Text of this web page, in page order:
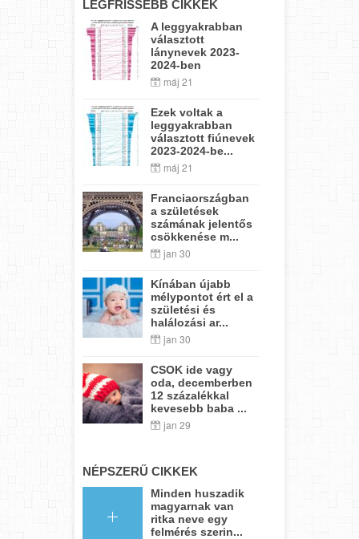
LEGFRISSEBB CIKKEK
A leggyakrabban
választott
lánynevek 2023-
2024-ben
máj 21
Ezek voltak a
leggyakrabban
választott fiúnevek
2023-2024-be...
máj 21
Franciaországban
a születések
számának jelentős
csökkenése m...
jan 30
Kínában újabb
mélypontot ért el a
születési és
halálozási ar...
jan 30
CSOK ide vagy
oda, decemberben
12 százalékkal
kevesebb baba ...
jan 29
NÉPSZERŰ CIKKEK
Minden huszadik
magyarnak van
ritka neve egy
felmérés szerin...